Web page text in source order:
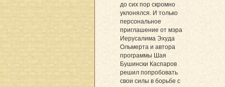
до сих пор скромно
уклонялся. И только
персональное
приглашение от мэра
Иерусалима Эхуда
Ольмерта и автора
программы Шая
Бушински Каспаров
решил попробовать
свои силы в борьбе с